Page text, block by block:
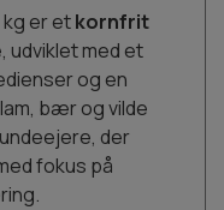
kg er etkornfrit
udviklet med et
og en
bær og vilde
der
fokus på